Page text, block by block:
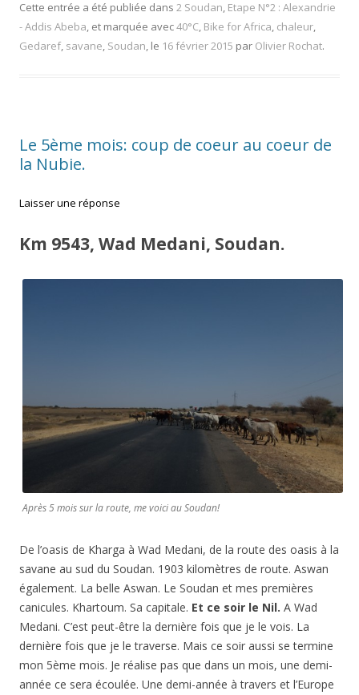
Cette entrée a été publiée dans 2 Soudan, Etape N°2 : Alexandrie
- Addis Abeba, et marquée avec40°C, Bike for Africa, chaleur,
Gedaref, savane, Soudan, le 16 février 2015 par Olivier Rochat.
Le 5ème mois: coup de coeur au coeur de
la Nubie.
Laisser une réponse
Km 9543, Wad Medani, Soudan.
Après 5 mois sur la route, me voici au Soudan!
De l’oasis de Kharga à Wad Medani, de la route des oasis à la
savane au sud du Soudan. 1903 kilomètres de route. Aswan
également. La belle Aswan. Le Soudan et mes premières
canicules. Khartoum. Sa capitale. Et ce soir le Nil. A Wad
Medani. C’est peut-être la dernière fois que je le vois. La
dernière fois que je le traverse. Mais ce soir aussi se termine
mon 5ème mois. Je réalise pas que dans un mois, une demi-
année ce sera écoulée. Une demi-année à travers et l’Europe